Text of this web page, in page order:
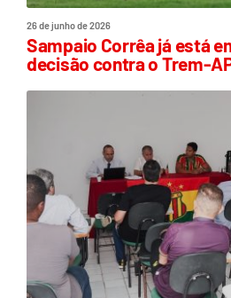
26 de junho de 2026
Sampaio Corrêa já está
decisão contra o Trem-